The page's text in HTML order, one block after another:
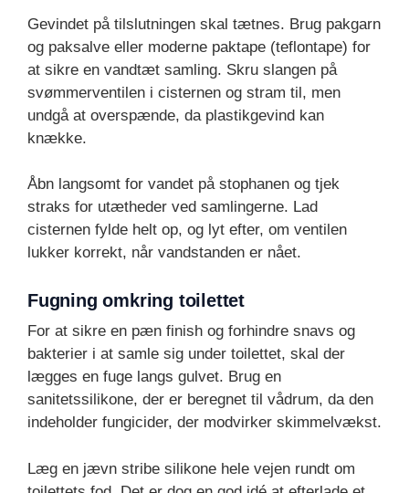
Gevindet på tilslutningen skal tætnes. Brug pakgarn
og paksalve eller moderne paktape (teflontape) for
at sikre en vandtæt samling. Skru slangen på
svømmerventilen i cisternen og stram til, men
undgå at overspænde, da plastikgevind kan
knække.
Åbn langsomt for vandet på stophanen og tjek
straks for utætheder ved samlingerne. Lad
cisternen fylde helt op, og lyt efter, om ventilen
lukker korrekt, når vandstanden er nået.
Fugning omkring toilettet
For at sikre en pæn finish og forhindre snavs og
bakterier i at samle sig under toilettet, skal der
lægges en fuge langs gulvet. Brug en
sanitetssilikone, der er beregnet til vådrum, da den
indeholder fungicider, der modvirker skimmelvækst.
Læg en jævn stribe silikone hele vejen rundt om